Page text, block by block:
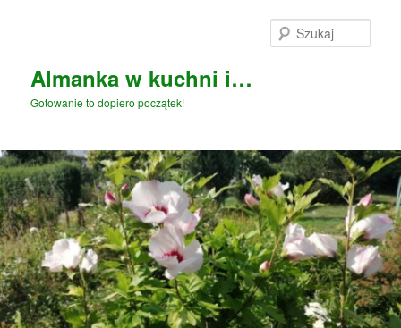
Almanka w kuchni i…
Gotowanie to dopiero początek!